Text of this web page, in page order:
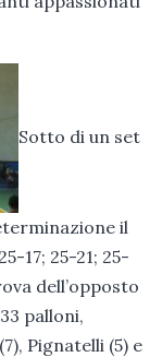
Sotto di un set
il
17; 25-21; 25-
dell’opposto
palloni,
Pignatelli (5) e